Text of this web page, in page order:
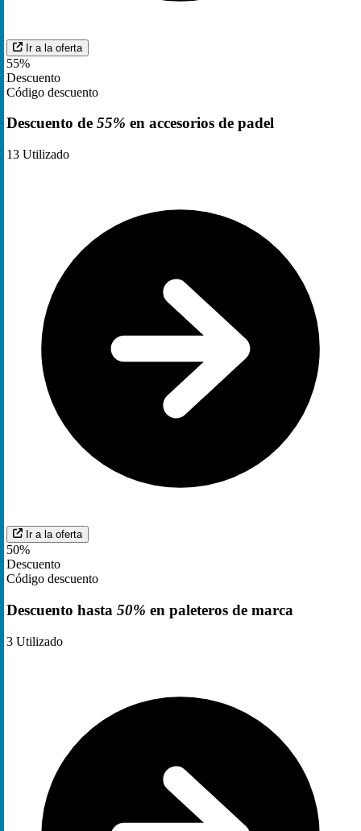
Ir a la oferta
55%
Descuento
Código descuento
Descuento de 55% en accesorios de padel
13 Utilizado
Ir a la oferta
50%
Descuento
Código descuento
Descuento hasta 50% en paleteros de marca
3 Utilizado